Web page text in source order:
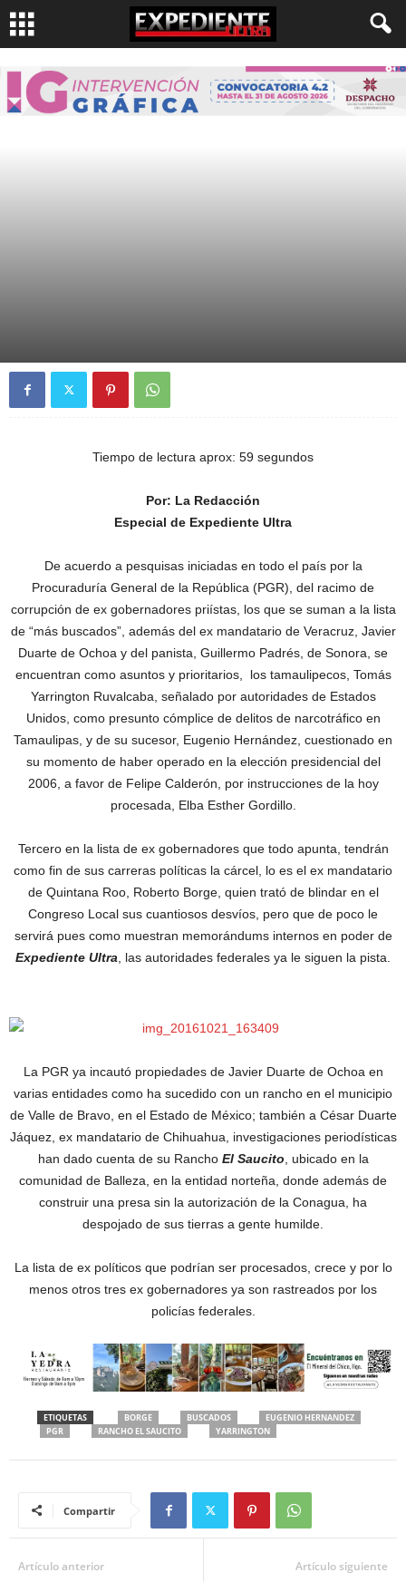
Expediente Ultra 1 Nov, 2016
Tiempo de lectura aprox: 59 segundos
Por: La Redacción
Especial de Expediente Ultra
De acuerdo a pesquisas iniciadas en todo el país por la
Procuraduría General de la República (PGR), del racimo de
corrupción de ex gobernadores priístas, los que se suman a la lista
de “más buscados”, además del ex mandatario de Veracruz, Javier
Duarte de Ochoa y del panista, Guillermo Padrés, de Sonora, se
encuentran como asuntos y prioritarios, los tamaulipecos, Tomás
Yarrington Ruvalcaba, señalado por autoridades de Estados
Unidos, como presunto cómplice de delitos de narcotráfico en
Tamaulipas, y de su sucesor, Eugenio Hernández, cuestionado en
su momento de haber operado en la elección presidencial del
2006, a favor de Felipe Calderón, por instrucciones de la hoy
procesada, Elba Esther Gordillo.
Tercero en la lista de ex gobernadores que todo apunta, tendrán
como fin de sus carreras políticas la cárcel, lo es el ex mandatario
de Quintana Roo, Roberto Borge, quien trató de blindar en el
Congreso Local sus cuantiosos desvíos, pero que de poco le
servirá pues como muestran memorándums internos en poder de
Expediente Ultra , las autoridades federales ya le siguen la pista.
La PGR ya incautó propiedades de Javier Duarte de Ochoa en
varias entidades como ha sucedido con un rancho en el municipio
de Valle de Bravo, en el Estado de México; también a César Duarte
Jáquez, ex mandatario de Chihuahua, investigaciones periodísticas
han dado cuenta de su Rancho El Saucito , ubicado en la
comunidad de Balleza, en la entidad norteña, donde además de
construir una presa sin la autorización de la Conagua, ha
despojado de sus tierras a gente humilde.
La lista de ex políticos que podrían ser procesados, crece y por lo
menos otros tres ex gobernadores ya son rastreados por los
policías federales.
ETIQUETAS BORGE BUSCADOS
EUGENIO HERNANDEZ
PGR
RANCHO EL SAUCITO YARRINGTON
Compartir
Artículo anterior Artículo siguiente